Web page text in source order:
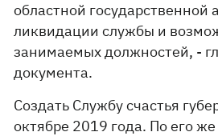
областной
ликвидации службы и
занимаемых должностей, -
документа.
Создать Службу счастья
октябре 2019 года. По его